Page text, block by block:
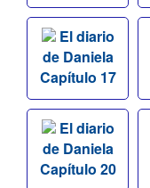
El diario
de Daniela
Capítulo 17
El diario
de Daniela
Capítulo 20